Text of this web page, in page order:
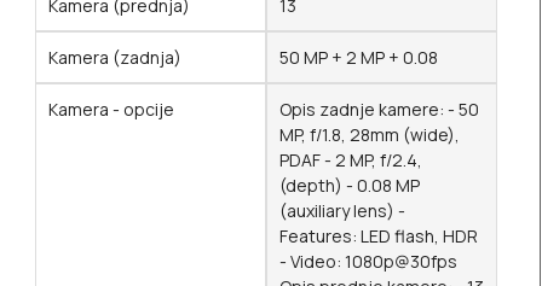
Kamera (prednja) 13
Kamera (zadnja) 50 MP + 2 MP + 0.08
Kamera - opcije
Opis zadnje kamere: - 50
MP, f/1.8, 28mm (wide),
PDAF - 2 MP, f/2.4,
(depth) - 0.08 MP
(auxiliary lens) -
Features: LED flash, HDR
- Video: 1080p@30fps